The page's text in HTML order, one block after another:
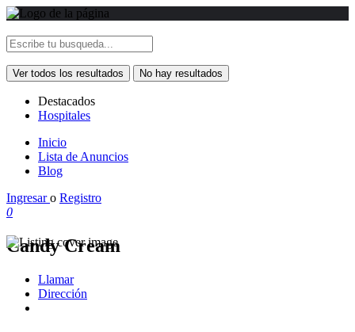
Ver todos los resultados No hay resultados
Destacados
Hospitales
Inicio
Lista de Anuncios
Blog
Ingresaro Registro
0
Candy Cream
Llamar
Dirección